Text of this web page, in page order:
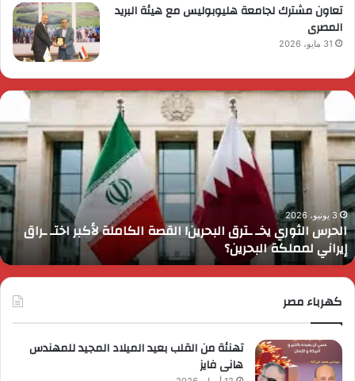
تعاون مشترك لجامعة هليوبوليس مع هيئة البريد
المصرى
31 مايو، 2026
الحرس
يخـ
ـترق
البحرين!
القصة
الكاملة
لأكبر
اختـ
ـراق
إيراني
لمملكة
البحرين؟
3 يونيو، 2026
الحرس الثوري يخـ ـترق البحرين! القصة الكاملة لأكبر اختـ ـراق
إيراني لمملكة البحرين؟
كهرباء مصر
تهنئة من القلب بعيد الميلاد المجيد للمهندس
هانى فايز